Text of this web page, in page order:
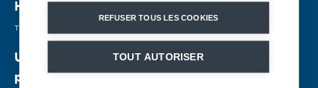
Hovegarde
TÉLÉSKI
Un mode de transport apprécié des
pratiquants de ski alpin
REFUSER TOUS LES COOKIES
TOUT AUTORISER